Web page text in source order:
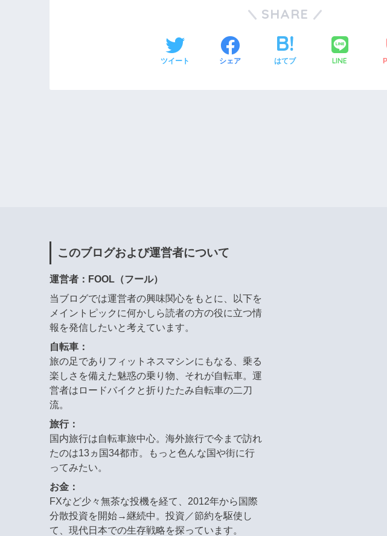
SHARE
ツイート シェア はてブ LINE
このブログおよび運営者について
運営者：FOOL（フール）
当ブログでは運営者の興味関心をもとに、以下を
メイントピックに何かしら読者の方の役に立つ情
報を発信したいと考えています。
自転車：
旅の足でありフィットネスマシンにもなる、乗る
楽しさを備えた魅惑の乗り物、それが自転車。運
営者はロードバイクと折りたたみ自転車の二刀
流。
旅行：
国内旅行は自転車旅中心。海外旅行で今まで訪れ
たのは13ヵ国34都市。もっと色んな国や街に行
ってみたい。
お金：
FXなど少々無茶な投機を経て、2012年から国際
分散投資を開始→継続中。投資／節約を駆使し
て、現代日本での生存戦略を探っています。